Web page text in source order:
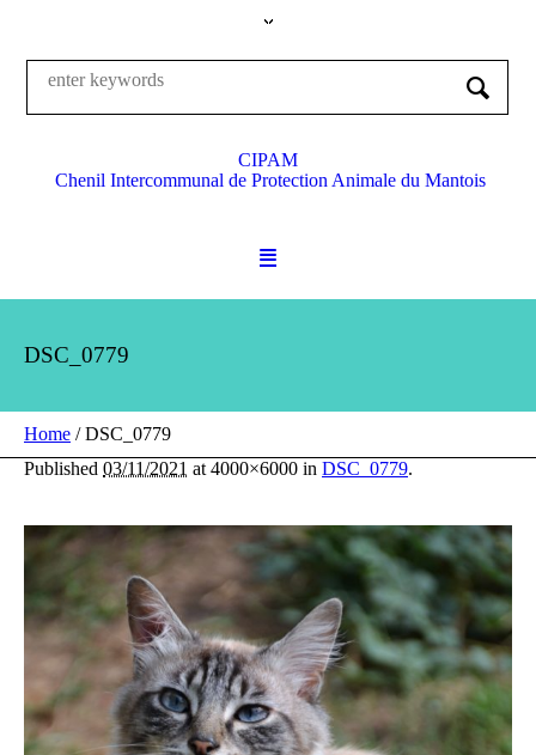
CIPAM
Chenil Intercommunal de Protection Animale du Mantois
DSC_0779
Home /DSC_0779
Published 03/11/2021 at 4000×6000 in DSC_0779.